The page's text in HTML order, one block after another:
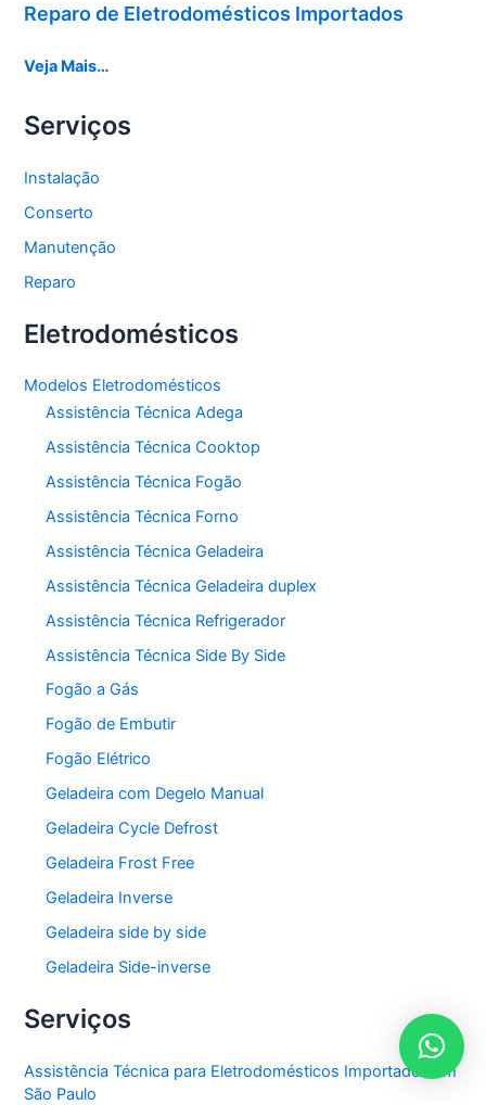
Reparo de Eletrodomésticos Importados
Veja Mais…
Serviços
Instalação
Conserto
Manutenção
Reparo
Eletrodomésticos
Modelos Eletrodomésticos
Assistência Técnica Adega
Assistência Técnica Cooktop
Assistência Técnica Fogão
Assistência Técnica Forno
Assistência Técnica Geladeira
Assistência Técnica Geladeira duplex
Assistência Técnica Refrigerador
Assistência Técnica Side By Side
Fogão a Gás
Fogão de Embutir
Fogão Elétrico
Geladeira com Degelo Manual
Geladeira Cycle Defrost
Geladeira Frost Free
Geladeira Inverse
Geladeira side by side
Geladeira Side-inverse
Serviços
Assistência Técnica para Eletrodomésticos Importados em
São Paulo